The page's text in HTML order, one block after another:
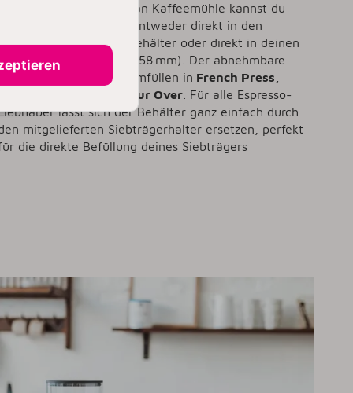
Mit der KitchenAid Artisan Kaffeemühle kannst du
ganz flexibel mahlen – entweder direkt in den
Auffangbehälter oder direkt in deinen
(54 mm oder 58 mm). Der abnehmbare
Behälter ist ideal zum Umfüllen in French Press,
Pour Over. Für alle Espresso-
lässt sich der Behälter ganz einfach durch
mitgelieferten Siebträgerhalter ersetzen, perfekt
die direkte Befüllung deines Siebträgers